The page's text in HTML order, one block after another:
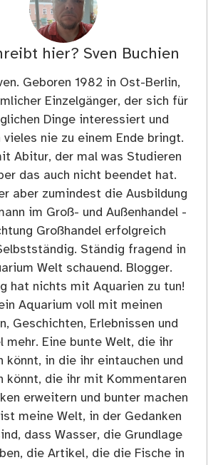
hier? Sven Buchien
Geboren 1982 in Ost-Berlin,
Einzelgänger, der sich für
Dinge interessiert und
vieles nie zu einem Ende bringt.
Abitur, der mal was Studieren
das auch nicht beendet hat.
aber zumindest die Ausbildung
im Groß- und Außenhandel -
Großhandel erfolgreich
Ständig fragend in
Welt schauend. Blogger.
hat nichts mit Aquarien zu tun!
Aquarium voll mit meinen
Geschichten, Erlebnissen und
mehr. Eine bunte Welt, die ihr
könnt, in die ihr eintauchen und
könnt, die ihr mit Kommentaren
erweitern und bunter machen
meine Welt, in der Gedanken
dass Wasser, die Grundlage
die Artikel, die die Fische in